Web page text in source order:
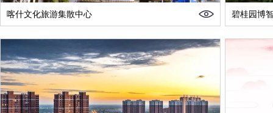
喀什文化旅游集散中心 碧桂园博